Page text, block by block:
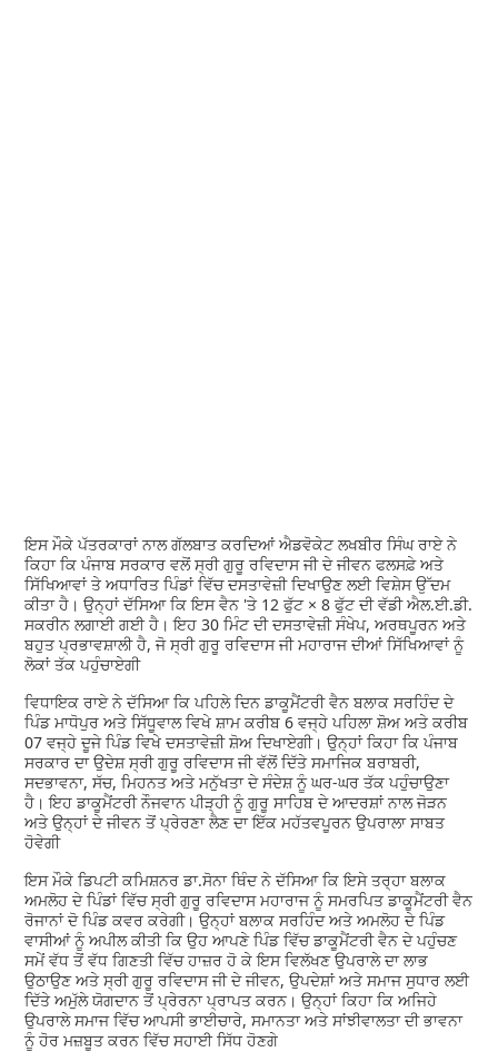
ਇਸ ਮੌਕੇ ਪੱਤਰਕਾਰਾਂ ਨਾਲ ਗੱਲਬਾਤ ਕਰਦਿਆਂ ਐਡਵੋਕੇਟ ਲਖਬੀਰ ਸਿੰਘ ਰਾਏ ਨੇ
ਕਿਹਾ ਕਿ ਪੰਜਾਬ ਸਰਕਾਰ ਵਲੋਂ ਸ੍ਰੀ ਗੁਰੂ ਰਵਿਦਾਸ ਜੀ ਦੇ ਜੀਵਨ ਫਲਸਫ਼ੇ ਅਤੇ
ਸਿੱਖਿਆਵਾਂ ਤੇ ਅਧਾਰਿਤ ਪਿੰਡਾਂ ਵਿੱਚ ਦਸਤਾਵੇਜ਼ੀ ਦਿਖਾਉਣ ਲਈ ਵਿਸ਼ੇਸ ਉੱਦਮ
ਕੀਤਾ ਹੈ। ਉਨ੍ਹਾਂ ਦੱਸਿਆ ਕਿ ਇਸ ਵੈਨ 'ਤੇ 12 ਫੁੱਟ × 8 ਫੁੱਟ ਦੀ ਵੱਡੀ ਐਲ.ਈ.ਡੀ.
ਸਕਰੀਨ ਲਗਾਈ ਗਈ ਹੈ। ਇਹ 30 ਮਿੰਟ ਦੀ ਦਸਤਾਵੇਜ਼ੀ ਸੰਖੇਪ, ਅਰਥਪੂਰਨ ਅਤੇ
ਬਹੁਤ ਪ੍ਰਭਾਵਸ਼ਾਲੀ ਹੈ, ਜੋ ਸ੍ਰੀ ਗੁਰੂ ਰਵਿਦਾਸ ਜੀ ਮਹਾਰਾਜ ਦੀਆਂ ਸਿੱਖਿਆਵਾਂ ਨੂੰ
ਲੋਕਾਂ ਤੱਕ ਪਹੁੰਚਾਏਗੀ
ਵਿਧਾਇਕ ਰਾਏ ਨੇ ਦੱਸਿਆ ਕਿ ਪਹਿਲੇ ਦਿਨ ਡਾਕੂਮੈਂਟਰੀ ਵੈਨ ਬਲਾਕ ਸਰਹਿੰਦ ਦੇ
ਪਿੰਡ ਮਾਧੋਪੁਰ ਅਤੇ ਸਿੱਧੂਵਾਲ ਵਿਖੇ ਸ਼ਾਮ ਕਰੀਬ 6 ਵਜ੍ਹੇ ਪਹਿਲਾ ਸ਼ੋਅ ਅਤੇ ਕਰੀਬ
07 ਵਜ੍ਹੇ ਦੂਜੇ ਪਿੰਡ ਵਿਖੇ ਦਸਤਾਵੇਜ਼ੀ ਸ਼ੋਅ ਦਿਖਾਏਗੀ। ਉਨ੍ਹਾਂ ਕਿਹਾ ਕਿ ਪੰਜਾਬ
ਸਰਕਾਰ ਦਾ ਉਦੇਸ਼ ਸ੍ਰੀ ਗੁਰੂ ਰਵਿਦਾਸ ਜੀ ਵੱਲੋਂ ਦਿੱਤੇ ਸਮਾਜਿਕ ਬਰਾਬਰੀ,
ਸਦਭਾਵਨਾ, ਸੱਚ, ਮਿਹਨਤ ਅਤੇ ਮਨੁੱਖਤਾ ਦੇ ਸੰਦੇਸ਼ ਨੂੰ ਘਰ-ਘਰ ਤੱਕ ਪਹੁੰਚਾਉਣਾ
ਹੈ। ਇਹ ਡਾਕੂਮੈਂਟਰੀ ਨੌਜਵਾਨ ਪੀੜ੍ਹੀ ਨੂੰ ਗੁਰੂ ਸਾਹਿਬ ਦੇ ਆਦਰਸ਼ਾਂ ਨਾਲ ਜੋੜਨ
ਅਤੇ ਉਨ੍ਹਾਂ ਦੇ ਜੀਵਨ ਤੋਂ ਪ੍ਰੇਰਣਾ ਲੈਣ ਦਾ ਇੱਕ ਮਹੱਤਵਪੂਰਨ ਉਪਰਾਲਾ ਸਾਬਤ
ਹੋਵੇਗੀ
ਇਸ ਮੌਕੇ ਡਿਪਟੀ ਕਮਿਸ਼ਨਰ ਡਾ.ਸੋਨਾ ਥਿੰਦ ਨੇ ਦੱਸਿਆ ਕਿ ਇਸੇ ਤਰ੍ਹਾ ਬਲਾਕ
ਅਮਲੋਹ ਦੇ ਪਿੰਡਾਂ ਵਿੱਚ ਸ੍ਰੀ ਗੁਰੂ ਰਵਿਦਾਸ ਮਹਾਰਾਜ ਨੂੰ ਸਮਰਪਿਤ ਡਾਕੂਮੈਂਟਰੀ ਵੈਨ
ਰੋਜਾਨਾਂ ਦੋ ਪਿੰਡ ਕਵਰ ਕਰੇਗੀ। ਉਨ੍ਹਾਂ ਬਲਾਕ ਸਰਹਿੰਦ ਅਤੇ ਅਮਲੋਹ ਦੇ ਪਿੰਡ
ਵਾਸੀਆਂ ਨੂੰ ਅਪੀਲ ਕੀਤੀ ਕਿ ਉਹ ਆਪਣੇ ਪਿੰਡ ਵਿੱਚ ਡਾਕੂਮੈਂਟਰੀ ਵੈਨ ਦੇ ਪਹੁੰਚਣ
ਸਮੇਂ ਵੱਧ ਤੋਂ ਵੱਧ ਗਿਣਤੀ ਵਿੱਚ ਹਾਜ਼ਰ ਹੋ ਕੇ ਇਸ ਵਿਲੱਖਣ ਉਪਰਾਲੇ ਦਾ ਲਾਭ
ਉਠਾਉਣ ਅਤੇ ਸ੍ਰੀ ਗੁਰੂ ਰਵਿਦਾਸ ਜੀ ਦੇ ਜੀਵਨ, ਉਪਦੇਸ਼ਾਂ ਅਤੇ ਸਮਾਜ ਸੁਧਾਰ ਲਈ
ਦਿੱਤੇ ਅਮੁੱਲੇ ਯੋਗਦਾਨ ਤੋਂ ਪ੍ਰੇਰਨਾ ਪ੍ਰਾਪਤ ਕਰਨ। ਉਨ੍ਹਾਂ ਕਿਹਾ ਕਿ ਅਜਿਹੇ
ਉਪਰਾਲੇ ਸਮਾਜ ਵਿੱਚ ਆਪਸੀ ਭਾਈਚਾਰੇ, ਸਮਾਨਤਾ ਅਤੇ ਸਾਂਝੀਵਾਲਤਾ ਦੀ ਭਾਵਨਾ
ਨੂੰ ਹੋਰ ਮਜ਼ਬੂਤ ਕਰਨ ਵਿੱਚ ਸਹਾਈ ਸਿੱਧ ਹੋਣਗੇ